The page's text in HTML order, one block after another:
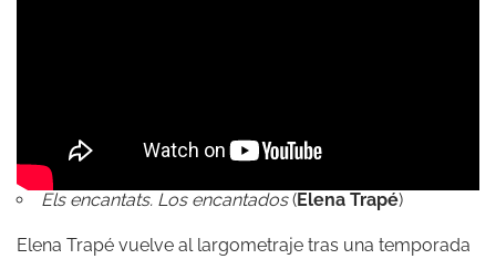
Els encantats. Los encantados(Elena Trapé)
Elena Trapé vuelve al largometraje tras una temporada